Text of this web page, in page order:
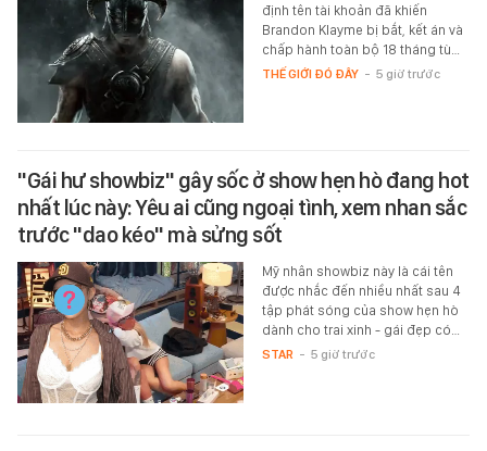
định tên tài khoản đã khiến
Brandon Klayme bị bắt, kết án và
chấp hành toàn bộ 18 tháng tù…
THẾ GIỚI ĐÓ ĐÂY - 5 giờ trước
"Gái hư showbiz" gây sốc ở show hẹn hò đang hot
nhất lúc này: Yêu ai cũng ngoại tình, xem nhan sắc
trước "dao kéo" mà sửng sốt
Mỹ nhân showbiz này là cái tên
được nhắc đến nhiều nhất sau 4
tập phát sóng của show hẹn hò
dành cho trai xinh - gái đẹp có…
STAR - 5 giờ trước